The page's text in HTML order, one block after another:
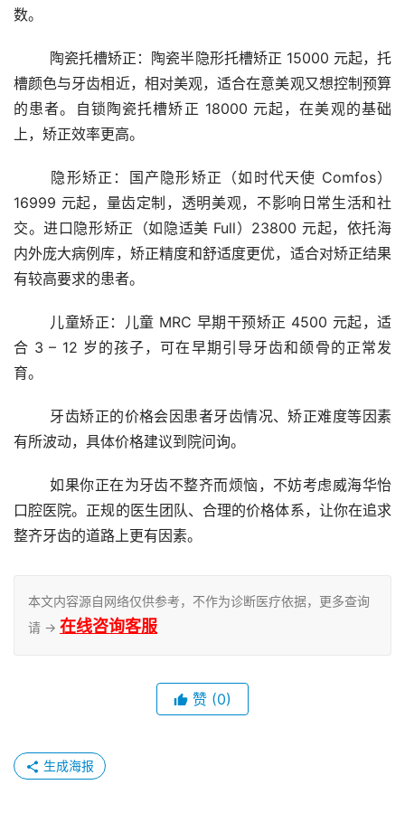
数。
槽颜色与牙齿相近，相对美观，适合在意美观又想控制预算
的患者。自锁陶瓷托槽矫正 18000 元起，在美观的基础
上，矫正效率更高。
16999 元起，量齿定制，透明美观，不影响日常生活和社
交。进口隐形矫正（如隐适美 Full）23800 元起，依托海
内外庞大病例库，矫正精度和舒适度更优，适合对矫正结果
有较高要求的患者。
合 3 – 12 岁的孩子，可在早期引导牙齿和颌骨的正常发
育。
有所波动，具体价格建议到院问询。
	如果你正在为牙齿不整齐而烦恼，不妨考虑威海华怡
口腔医院。正规的医生团队、合理的价格体系，让你在追求
整齐牙齿的道路上更有因素。
本文内容源自网络仅供参考，不作为诊断医疗依据，更多查询
请 → 在线咨询客服
赞 (0)
生成海报